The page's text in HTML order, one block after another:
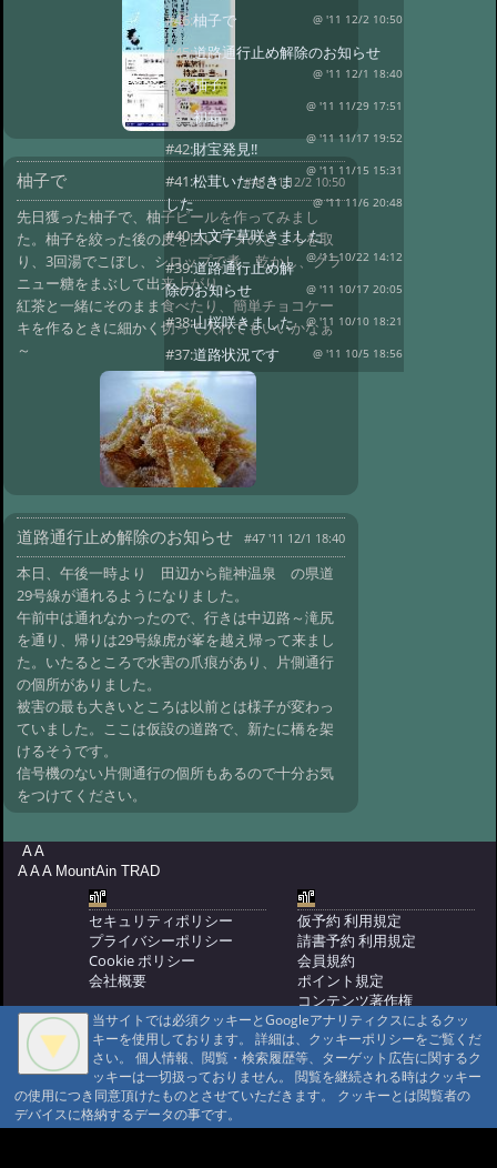
柚子で #48 '11 12/2 10:50
先日獲った柚子で、柚子ピールを作ってみまし
た。柚子を絞った後の皮を白いワタのところを取
り、3回湯でこぼし、シロップで煮、乾かし、グラ
ニュー糖をまぶして出来上がり。
紅茶と一緒にそのまま食べたり、簡単チョコケー
キを作るときに細かく切って入れてもいいかなぁ
～
道路通行止め解除のお知らせ #47 '11 12/1 18:40
本日、午後一時より 田辺から龍神温泉 の県道
29号線が通れるようになりました。
午前中は通れなかったので、行きは中辺路～滝尻
を通り、帰りは29号線虎が峯を越え帰って来まし
た。いたるところで水害の爪痕があり、片側通行
の個所がありました。
被害の最も大きいところは以前とは様子が変わっ
ていました。ここは仮設の道路で、新たに橋を架
けるそうです。
信号機のない片側通行の個所もあるので十分お気
をつけてください。
#46:柚子で @ '11 12/2 10:50
#45:道路通行止め解除のお知らせ
@ '11 12/1 18:40
#44:柚子
@ '11 11/29 17:51
#43:初霜
@ '11 11/17 19:52
#42:財宝発見!!
@ '11 11/15 15:31
#41:松茸いただきま
した
@ '11 11/6 20:48
#40:大文字草咲きました
@ '11 10/22 14:12
#39:道路通行止め解
除のお知らせ
@ '11 10/17 20:05
#38:山桜咲きました @ '11 10/10 18:21
#37:道路状況です @ '11 10/5 18:56
#36:道路通行止め解除のお知らせ
#35:台風１２号
#34:日高川の天然鮎入
りました
#32:川遊び
@ '11 8/3 20:21
#31:近畿地方梅雨明け
#30:台風一過
@ '11 6/2 20:39
#29:吊り橋紀行（１）
@ '11 5/19 18:07
#28:初夏の龍神温泉
#27:La Festa
Primavera 2011
@ '11 4/16 18:24
#25:無題 @ '11 4/11 19:57
#21:蝋梅咲いています @ '11 1/21 12:20
#20:天気予報は晴れ
@arinokiya '11 1/17 20:11
@ '11 1/15 09:49
#19:明けましておめで
とうございます
@ '11 1/7 09:52
#18: 道路状況です @ '10 12/31 16:21
#17:正月準備 @ '10 12/30 14:35
#16:師走～ あと4日 @ '10 12/28 09:19
A A
A A A MountAin TRAD
セキュリティポリシー
プライバシーポリシー
Cookie ポリシー
会社概要
仮予約 利用規定
請書予約 利用規定
会員規約
ポイント規定
コンテンツ著作権
問合せ
マウンテントラッド株式会社
〒386-1211 長野県上田市下之郷692
0268371176
© 1999-2026 MountAin TRAD
当サイトでは必須クッキーとGoogleアナリティクスによるクッ
キーを使用しております。 詳細は、クッキーポリシーをご覧くだ
さい。 個人情報、閲覧・検索履歴等、ターゲット広告に関するク
ッキーは一切扱っておりません。 閲覧を継続される時はクッキー
の使用につき同意頂けたものとさせていただきます。 クッキーとは閲覧者の
デバイスに格納するデータの事です。